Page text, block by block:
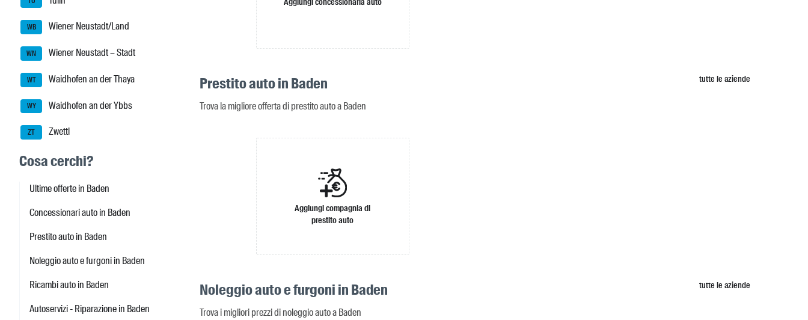
WB Wiener Neustadt/Land
WN Wiener Neustadt – Stadt
WT Waidhofen an der Thaya
WY Waidhofen an der Ybbs
ZT Zwettl
Cosa cerchi?
Ultime offerte in Baden
Concessionari auto in Baden
Prestito auto in Baden
Noleggio auto e furgoni in Baden
Ricambi auto in Baden
Autoservizi - Riparazione in Baden
Prestito auto in Baden
Trova la migliore offerta di prestito auto a Baden
tutte le aziende
Aggiungi compagnia di
prestito auto
Noleggio auto e furgoni in Baden
Trova i migliori prezzi di noleggio auto a Baden
tutte le aziende